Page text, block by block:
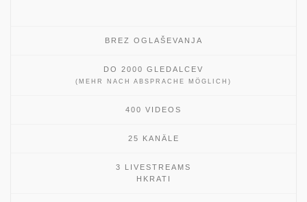
BREZ OGLAŠEVANJA
DO 2000 GLEDALCEV
(MEHR NACH ABSPRACHE MÖGLICH)
400 VIDEOS
25 KANÄLE
3 LIVESTREAMS
HKRATI